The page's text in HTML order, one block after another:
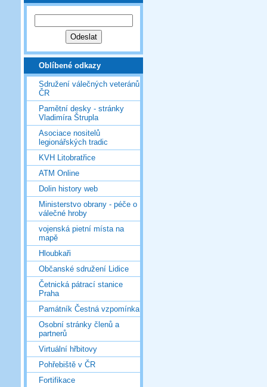
Oblíbené odkazy
Sdružení válečných veteránů
ČR
Pamětní desky - stránky
Vladimíra Štrupla
Asociace nositelů
legionářských tradic
KVH Litobratřice
ATM Online
Dolin history web
Ministerstvo obrany - péče o
válečné hroby
vojenská pietní místa na
mapě
Hloubkaři
Občanské sdružení Lidice
Četnická pátrací stanice
Praha
Památník Čestná vzpomínka
Osobní stránky členů a
partnerů
Virtuální hřbitovy
Pohřebiště v ČR
Fortifikace